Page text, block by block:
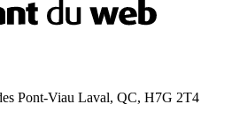
Pont-Viau Laval, QC, H7G 2T4